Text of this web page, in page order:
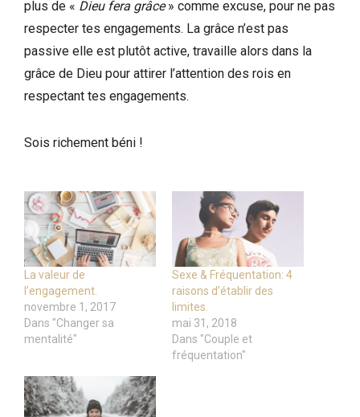
plus de « Dieu fera grâce» comme excuse, pour ne pas
respecter tes engagements. La grâce n’est pas
passive elle est plutôt active, travaille alors dans la
grâce de Dieu pour attirer l’attention des rois en
respectant tes engagements.
Sois richement béni !
La valeur de
l’engagement.
novembre 1, 2017
Dans "Changer sa
mentalité"
Sexe & Fréquentation: 4
raisons d’établir des
limites.
mai 31, 2018
Dans "Couple et
fréquentation"